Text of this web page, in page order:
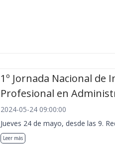
1º Jornada Nacional de
Profesional en
2024-05-24 09:00:00
Jueves 24 de mayo, desde las 9.
Leer más